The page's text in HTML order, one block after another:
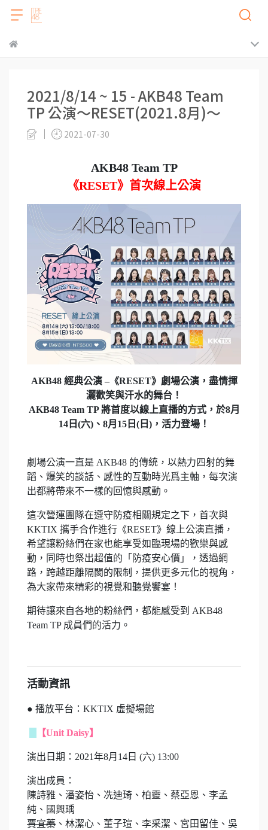
2021/8/14 ~ 15 - AKB48 Team
TP 公演～RESET(2021.8月)～
2021-07-30
AKB48 Team TP
《RESET》首次線上公演
AKB48 經典公演 –《RESET》劇場公演，盡情揮
灑歡笑與汗水的舞台！
AKB48 Team TP 將首度以線上直播的方式，於8月
14日(六)、8月15日(日)，活力登場！
劇場公演一直是 AKB48 的傳統，以熱力四射的舞
蹈、爆笑的談話、感性的互動時光爲主軸，每次演
出都將帶來不一樣的回憶與感動。
這次營運團隊在遵守防疫相關規定之下，首次與
KKTIX 攜手合作進行《RESET》線上公演直播，
希望讓粉絲們在家也能享受如臨現場的歡樂與感
動，同時也祭出超值的「防疫安心價」，透過網
路，跨越距離隔閡的限制，提供更多元化的視角，
為大家帶來精彩的視覺和聽覺饗宴！
期待讓來自各地的粉絲們，都能感受到 AKB48
Team TP 成員們的活力。
活動資訊
● 播放平台：KKTIX 虛擬場館
【Unit Daisy】
演出日期：2021年8月14日 (六) 13:00
演出成員：
陳詩雅、潘姿怡、冼迪琦、柏靈、蔡亞恩、李孟
純、國興瑀
賈宜蓁 、林潔心、董子瑄、李采潔、宮田留佳、吳